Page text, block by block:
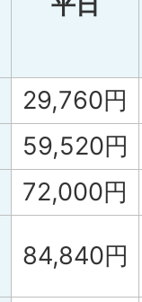
29,760円
59,520円
72,000円
84,840円